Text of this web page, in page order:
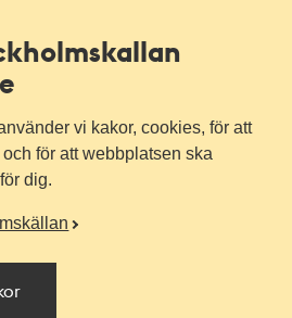
vi kakor, cookies, för att
för att webbplatsen ska
dig.